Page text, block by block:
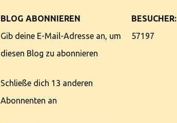
BLOG ABONNIEREN
Gib deine E-Mail-Adresse an, um
diesen Blog zu abonnieren
Schließe dich 13 anderen
Abonnenten an
BESUCHER:
57197